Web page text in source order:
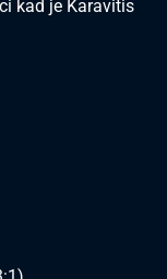
kad je Karavitis